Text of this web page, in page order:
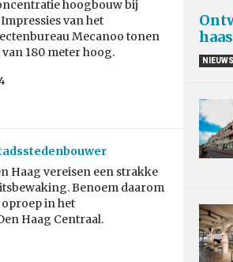
hoogbouw bij
van het
Mecanoo tonen
180 meter hoog.
Haag vereisen een strakke
Benoem daarom
in het
Haag Centraal.
NIEUWS